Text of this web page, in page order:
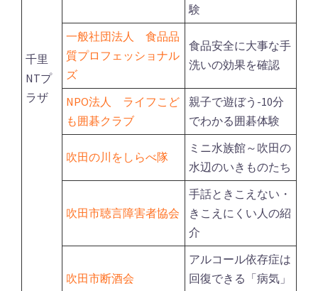
千里
NTプ
ラザ
験
一般社団法人 食品品
質プロフェッショナル
ズ
食品安全に大事な手
洗いの効果を確認
NPO法人 ライフこど
も囲碁クラブ
親子で遊ぼう-10分
でわかる囲碁体験
吹田の川をしらべ隊
ミニ水族館～吹田の
水辺のいきものたち
吹田市聴言障害者協会
手話ときこえない・
きこえにくい人の紹
介
吹田市断酒会
アルコール依存症は
回復できる「病気」